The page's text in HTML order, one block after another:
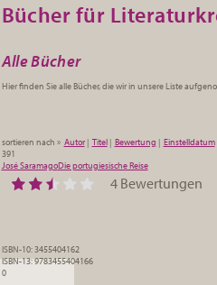
Bücher für
Alle Bücher
Hier finden Sie alle Bücher, die wir in unsere Liste
sortieren nach » Autor| Titel| Bewertung | Einstelldatum
391
José SaramagoDie portugiesische Reise
4 Bewertungen
ISBN-10: 3455404162
ISBN-13: 9783455404166
0